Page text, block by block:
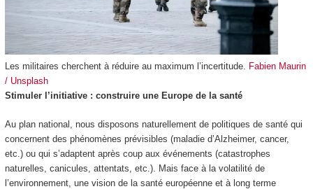
Les militaires cherchent à réduire au maximum l’incertitude. Fabien Maurin
/ Unsplash
Stimuler l’initiative : construire une Europe de la santé
Au plan national, nous disposons naturellement de politiques de santé qui
concernent des phénomènes prévisibles (maladie d’Alzheimer, cancer,
etc.) ou qui s’adaptent après coup aux événements (catastrophes
naturelles, canicules, attentats, etc.). Mais face à la volatilité de
l’environnement, une vision de la santé européenne et à long terme